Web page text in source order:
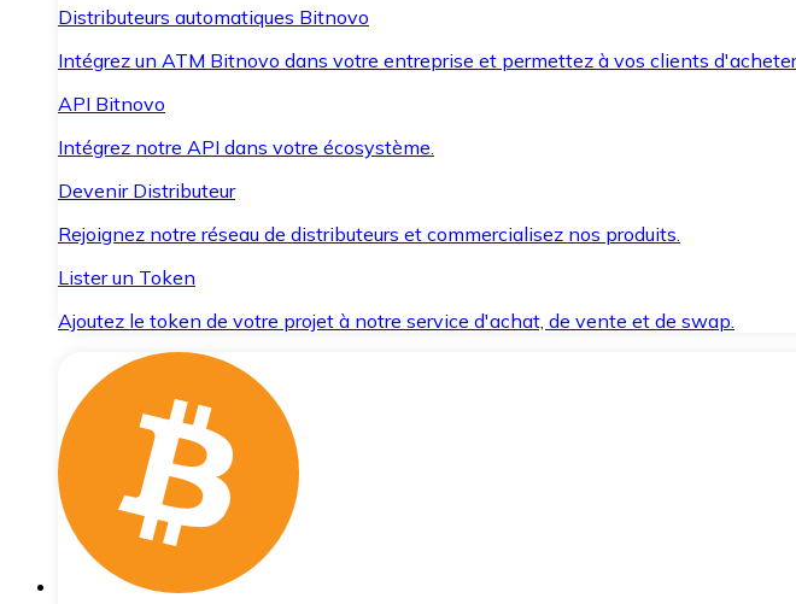
Distributeurs automatiques Bitnovo
Intégrez un ATM Bitnovo dans votre entreprise et permettez à vos clients
API Bitnovo
Intégrez notre API dans votre écosystème.
Devenir Distributeur
Rejoignez notre réseau de distributeurs et commercialisez nos produits.
Lister un Token
Ajoutez le token de votre projet à notre service d'achat, de vente et de swap.